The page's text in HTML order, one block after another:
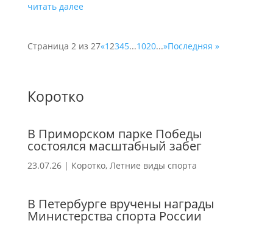
читать далее
Страница 2 из 27«12345...1020...»Последняя »
Коротко
В Приморском парке Победы
состоялся масштабный забег
23.07.26| Коротко, Летние виды спорта
В Петербурге вручены награды
Министерства спорта России